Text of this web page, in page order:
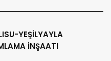
YEŞİLYAYLA
İNŞAATI